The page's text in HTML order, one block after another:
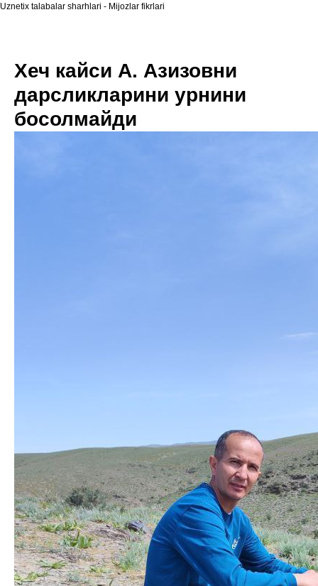
Uznetix talabalar sharhlari - Mijozlar fikrlari
Хеч кайси А. Азизовни
дарсликларини урнини
босолмайди